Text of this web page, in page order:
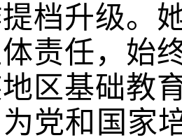
档升级。
责任，始
区基础教
党和国家